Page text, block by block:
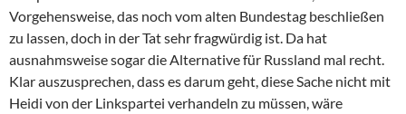
Vorgehensweise, das noch vom alten Bundestag beschließen
zu lassen, doch in der Tat sehr fragwürdig ist. Da hat
ausnahmsweise sogar die Alternative für Russland mal recht.
Klar auszusprechen, dass es darum geht, diese Sache nicht mit
Heidi von der Linkspartei verhandeln zu müssen, wäre